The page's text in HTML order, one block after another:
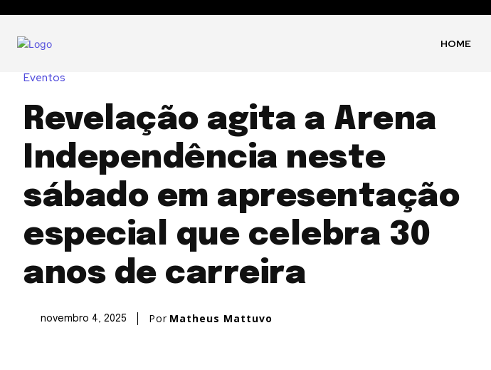
HOME
Eventos
Revelação agita a Arena
Independência neste
sábado em apresentação
especial que celebra 30
anos de carreira
novembro 4, 2025 Por Matheus Mattuvo